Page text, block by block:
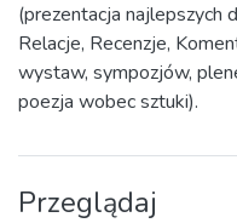
(prezentacja najlepszych
Relacje, Recenzje,
wystaw, sympozjów,
poezja wobec sztuki).
Przeglądaj